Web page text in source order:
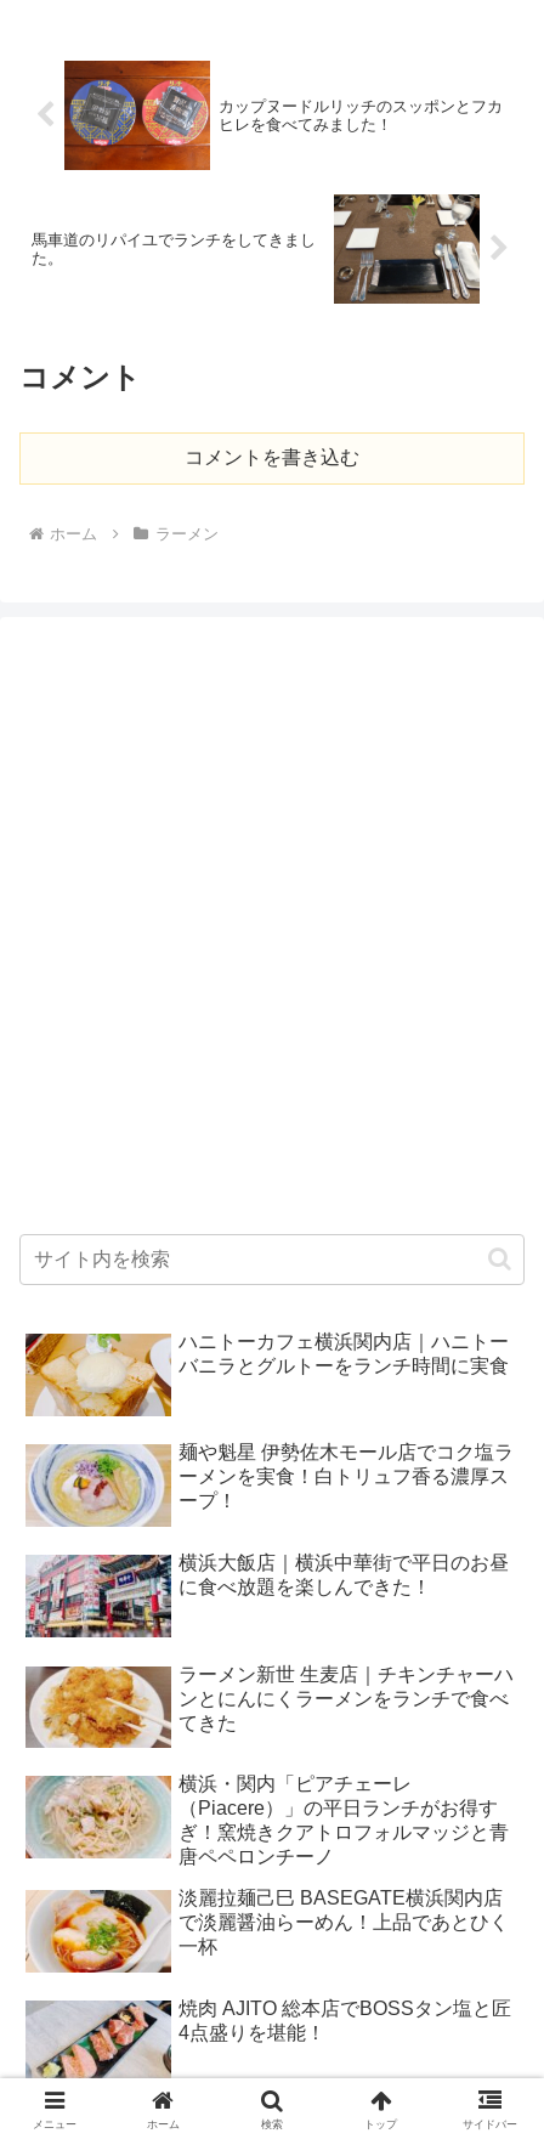
カップヌードルリッチのスッポンとフカ
ヒレを食べてみました！
馬車道のリパイユでランチをしてきまし
た。
コメント
コメントを書き込む
ホーム ラーメン
ハニトーカフェ横浜関内店｜ハニトー
バニラとグルトーをランチ時間に実食
麺や魁星 伊勢佐木モール店でコク塩ラ
ーメンを実食！白トリュフ香る濃厚ス
ープ！
横浜大飯店｜横浜中華街で平日のお昼
に食べ放題を楽しんできた！
ラーメン新世 生麦店｜チキンチャーハ
ンとにんにくラーメンをランチで食べ
てきた
横浜・関内「ピアチェーレ
（Piacere）」の平日ランチがお得す
ぎ！窯焼きクアトロフォルマッジと青
唐ペペロンチーノ
淡麗拉麺己巳 BASEGATE横浜関内店
で淡麗醤油らーめん！上品であとひく
一杯
焼肉 AJITO 総本店でBOSSタン塩と匠
4点盛りを堪能！
『中華一番 BASEGATE横浜関内』で
メニュー ホーム 検索 トップ サイドバー